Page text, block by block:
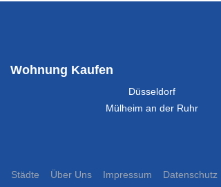
Wohnung Kaufen
Düsseldorf
Mülheim an der Ruhr
Städte Über Uns Impressum Datenschutz